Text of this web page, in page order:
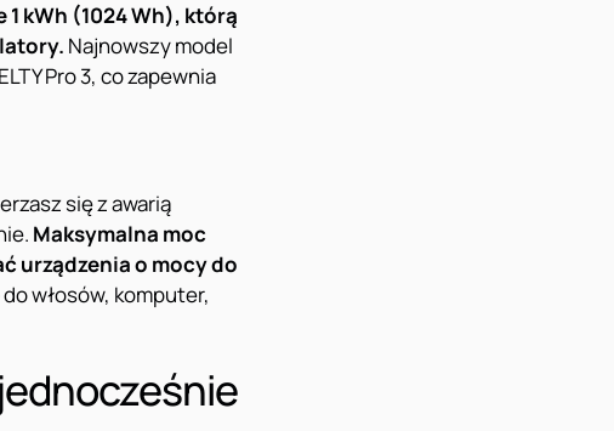
kWh (1024 Wh), którą
Najnowszy model
Pro 3, co zapewnia
się z awarią
Maksymalna moc
urządzenia o mocy do
włosów, komputer,